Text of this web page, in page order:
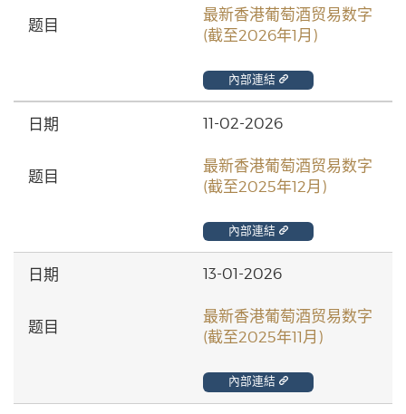
最新香港葡萄酒贸易数字
(截至2026年1月)
內部連結
11-02-2026
最新香港葡萄酒贸易数字
(截至2025年12月)
內部連結
13-01-2026
最新香港葡萄酒贸易数字
(截至2025年11月)
內部連結